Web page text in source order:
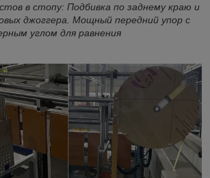
в стопу: Подбивка по заднему краю и
джоггера. Мощный передний упор с
углом для равнения